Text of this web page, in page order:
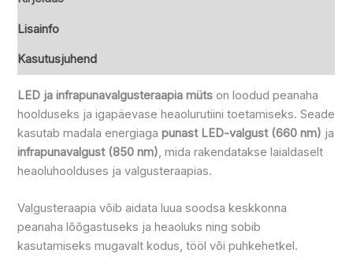
Lisainfo
Kasutusjuhend
LED ja infrapunavalgusteraapia müts on loodud peanaha
hoolduseks ja igapäevase heaolurutiini toetamiseks. Seade
kasutab madala energiagapunast LED-valgust (660 nm) ja
infrapunavalgust (850 nm), mida rakendatakse laialdaselt
heaoluhoolduses ja valgusteraapias.
Valgusteraapia võib aidata luua soodsa keskkonna
peanaha lõõgastuseks ja heaoluks ning sobib
kasutamiseks mugavalt kodus, tööl või puhkehetkel.